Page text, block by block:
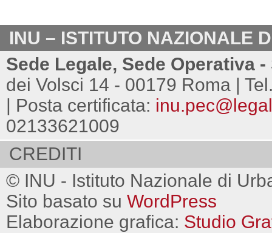
INU – ISTITUTO NAZIONALE
Sede Legale, Sede Operativa
dei Volsci 14 - 00179 Roma |
| Posta certificata:
02133621009
CREDITI
© INU - Istituto Nazionale di
Sito basato su WordPress
Elaborazione grafica: Studio